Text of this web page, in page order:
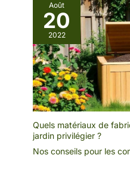
Août
20
2022
Quels matériaux de
jardin privilégier ?
Nos conseils pour les